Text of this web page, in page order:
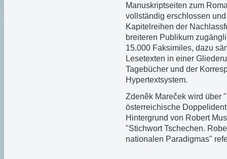
Manuskriptseiten zum
vollständig erschlossen
Kapitelreihen der
breiteren Publikum
15.000 Faksimiles, dazu
Lesetexten in einer
Tagebücher und der
Hypertextsystem.
Zdeněk Mareček wird über
österreichische
Hintergrund von Robert
"Stichwort Tschechen.
nationalen Paradigmas"